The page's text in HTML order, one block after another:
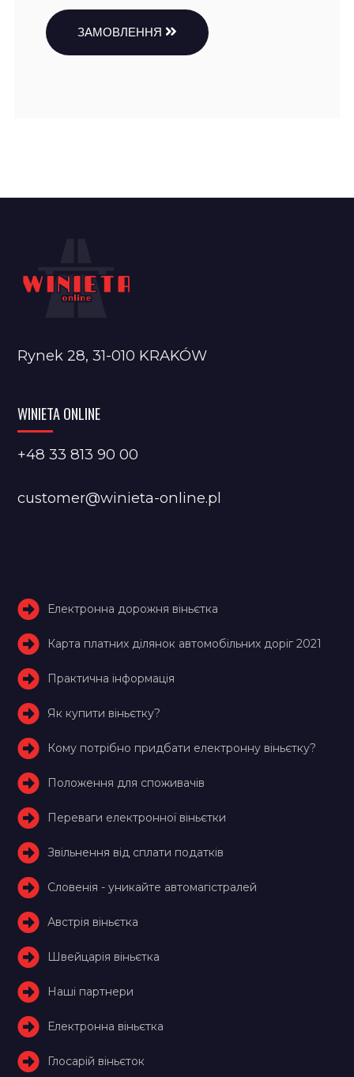
ЗАМОВЛЕННЯ
Rynek 28, 31-010 KRAKÓW
WINIETA ONLINE
+48 33 813 90 00
customer@winieta-online.pl
Електронна дорожня віньєтка
Карта платних ділянок автомобільних доріг 2021
Практична інформація
Як купити віньєтку?
Кому потрібно придбати електронну віньєтку?
Положення для споживачів
Переваги електронної віньєтки
Звільнення від сплати податків
Словенія - уникайте автомагістралей
Австрія віньєтка
Швейцарія віньєтка
Наші партнери
Електронна віньєтка
Глосарій віньєток